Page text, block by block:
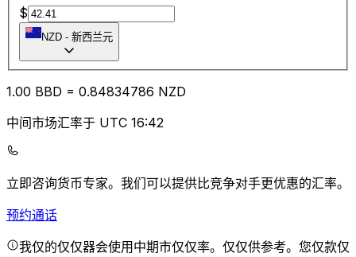
$
NZD - 新西兰元
1.00 BBD = 0.84834786 NZD
中间市场汇率于 UTC 16:42
立即咨询货币专家。 我们可以提供比竞争对手更优惠的汇率。
预约通话
我仅的仅仅器会使用中期市仅仅率。仅仅供参考。您仅款仅